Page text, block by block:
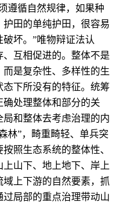
遵循自然规律，如果种
田的单纯护田，很容易
坏。”唯物辩证法认
互相促进的。整体不是
是复杂性、多样性的生
下所没有的特征。统筹
处理整体和部分的关
和整体去考虑治理的内
林”，畸重畸轻、单兵突
照生态系统的整体性、
山下、地上地下、岸上
上下游的自然要素，抓
局部的重点治理带动山